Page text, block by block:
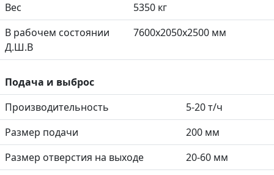
Вес
5350 кг
В рабочем состоянии
Д.Ш.В
7600х2050х2500 мм
Подача и выброс
Производительность
5-20 т/ч
Размер подачи
200 мм
Размер отверстия на выходе
20-60 мм